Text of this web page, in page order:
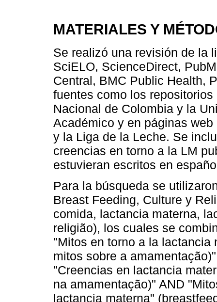
MATERIALES Y
Se realizó una revisión de la
SciELO, ScienceDirect,
Central, BMC Public Health,
fuentes como los
Nacional de Colombia y la
Académico y en páginas
y la Liga de la Leche. Se
creencias en torno a la LM
estuvieran escritos en
Para la búsqueda se
Breast Feeding, Culture y
comida, lactancia materna,
religião), los cuales se
"Mitos en torno a la lactancia
mitos sobre a
"Creencias en lactancia
na amamentação)" AND
lactancia materna"